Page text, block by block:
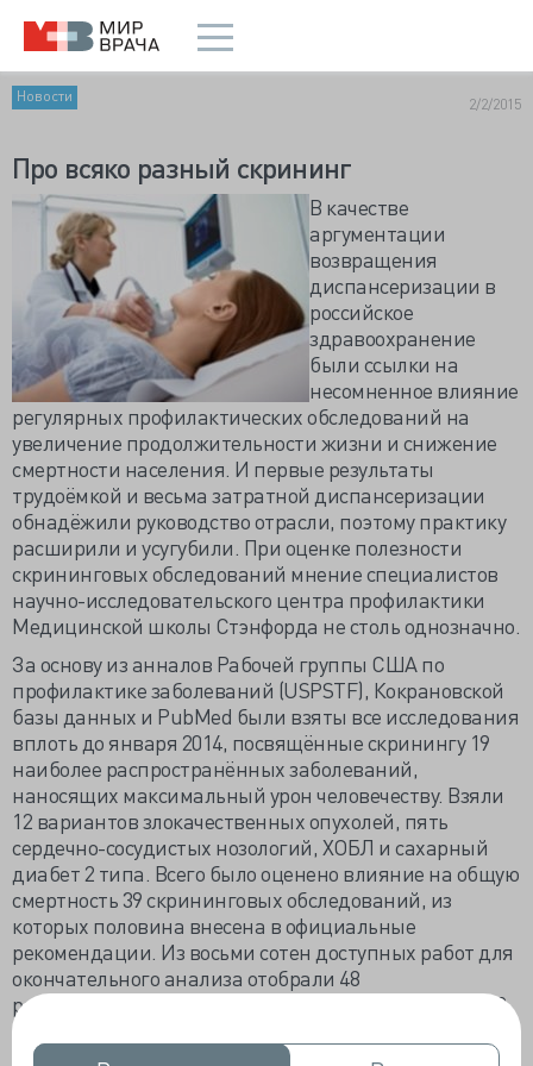
Новости 2/2/2015
Про всяко разный скрининг
В качестве
аргументации
возвращения
диспансеризации в
российское
здравоохранение
были ссылки на
несомненное влияние
регулярных профилактических обследований на
увеличение продолжительности жизни и снижение
смертности населения. И первые результаты
трудоёмкой и весьма затратной диспансеризации
обнадёжили руководство отрасли, поэтому практику
расширили и усугубили. При оценке полезности
скрининговых обследований мнение специалистов
научно-исследовательского центра профилактики
Медицинской школы Стэнфорда не столь однозначно.
За основу из анналов Рабочей группы США по
профилактике заболеваний (USPSTF), Кокрановской
базы данных и PubMed были взяты все исследования
вплоть до января 2014, посвящённые скринингу 19
наиболее распространённых заболеваний,
наносящих максимальный урон человечеству. Взяли
12 вариантов злокачественных опухолей, пять
сердечно-сосудистых нозологий, ХОБЛ и сахарный
диабет 2 типа. Всего было оценено влияние на общую
смертность 39 скрининговых обследований, из
которых половина внесена в официальные
рекомендации. Из восьми сотен доступных работ для
окончательного анализа отобрали 48
рандомизированных клинических исследований и 9
мета-анализов.